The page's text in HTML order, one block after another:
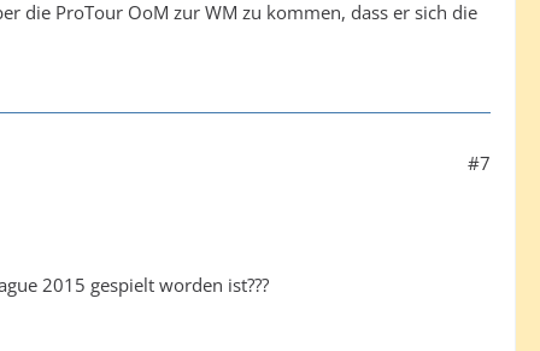
die ProTour OoM zur WM zu kommen, dass er sich die
#7
2015 gespielt worden ist???